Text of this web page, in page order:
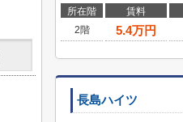
所在階 賃料
2階
5.4万円
長島ハイツ